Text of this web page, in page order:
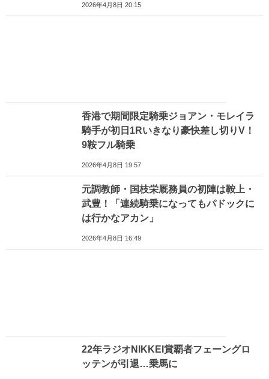
2026年4月8日 20:15
香港で期間限定騎乗ジョアン・モレイラ
騎手が初日1Rいきなり豪快差し切りV！
9鞍フル騎乗
2026年4月8日 19:57
元調教師・国枝栄厩務員の初陣は鞍上・
武豊！「連続騎乗になってもパドックに
は行かなアカン」
2026年4月8日 16:49
22年ラジオNIKKEI賞覇者フェーングロ
ッテンが引退…乗馬に